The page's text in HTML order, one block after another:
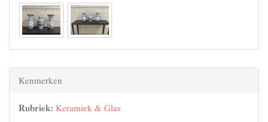
Kenmerken
Rubriek: Keramiek & Glas